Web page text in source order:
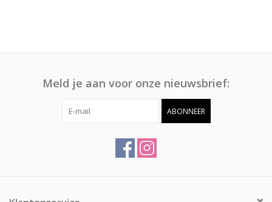
Meld je aan voor onze nieuwsbrief:
ABONNEER